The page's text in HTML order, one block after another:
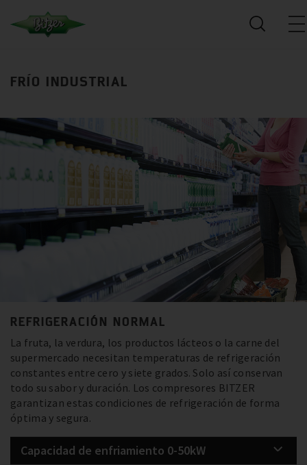
FRÍO INDUSTRIAL
REFRIGERACIÓN NORMAL
La fruta, la verdura, los productos lácteos o la carne del
supermercado necesitan temperaturas de refrigeración
constantes entre cero y siete grados. Solo así conservan
todo su sabor y duración. Los compresores BITZER
garantizan estas condiciones de refrigeración de forma
óptima y segura.
Capacidad de enfriamiento 0-50kW